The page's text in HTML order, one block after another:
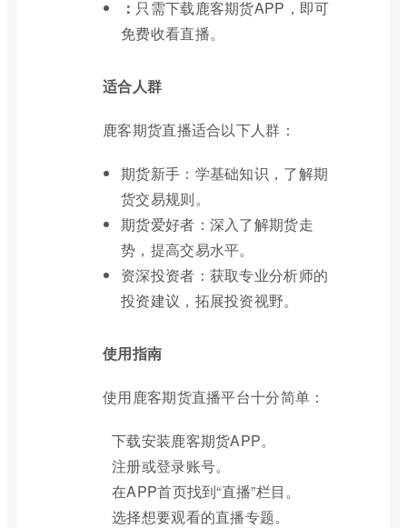
： 只需下载鹿客期货APP，即可
免费收看直播。
适合人群
鹿客期货直播适合以下人群：
期货新手：学基础知识，了解期
货交易规则。
期货爱好者：深入了解期货走
势，提高交易水平。
资深投资者：获取专业分析师的
投资建议，拓展投资视野。
使用指南
使用鹿客期货直播平台十分简单：
下载安装鹿客期货APP。
注册或登录账号。
在APP首页找到“直播”栏目。
选择想要观看的直播专题。